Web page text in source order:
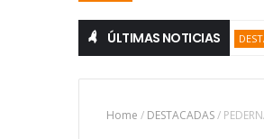
ÚLTIMAS NOTICIASDESTACADAS
Home / DESTACADAS/